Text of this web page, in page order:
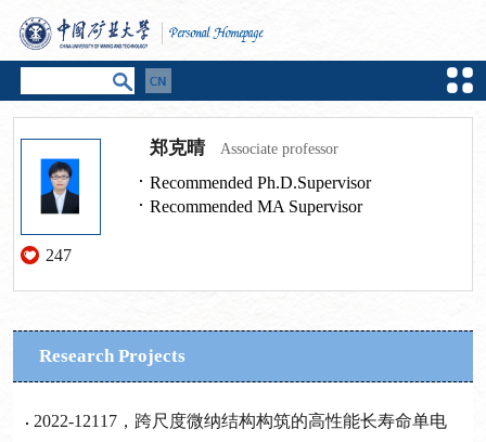
247
郑克晴 Associate professor
Recommended Ph.D.Supervisor
Recommended MA Supervisor
Research Projects
2022-12117，跨尺度微纳结构构筑的高性能长寿命单电